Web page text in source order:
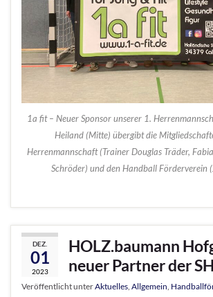
1a fit – Neuer Sponsor unserer 1.
Heiland (Mitte) übergibt die
Herrenmannschaft (Trainer Douglas Träder,
Schröder) und den Handball Förderverein
DEZ.
01
2023
HOLZ.baumann
neuer Partner der
Veröffentlicht unterAktuelles, Allgemein,